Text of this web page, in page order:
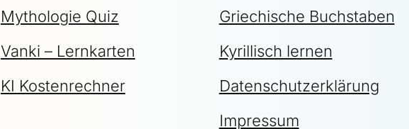
Mythologie Quiz
Vanki – Lernkarten
KI Kostenrechner
Griechische Buchstaben
Kyrillisch lernen
Datenschutzerklärung
Impressum